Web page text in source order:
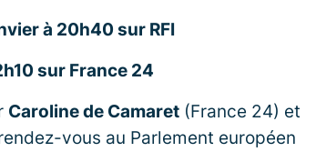
à 20h40 sur RFI
sur France 24
Caroline de Camaret (France 24) et
vous au Parlement européen